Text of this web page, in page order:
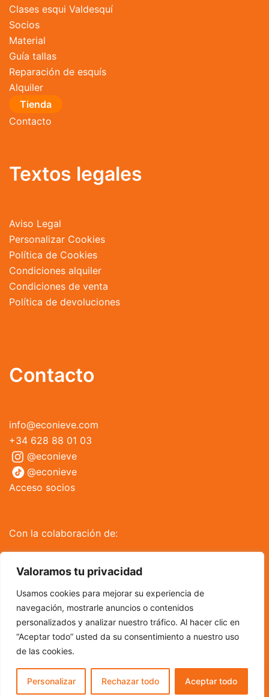
Valoramos tu privacidad
Usamos cookies para mejorar su experiencia de
navegación, mostrarle anuncios o contenidos
personalizados y analizar nuestro tráfico. Al hacer clic en
“Aceptar todo” usted da su consentimiento a nuestro uso
de las cookies.
Personalizar Rechazar todo Aceptar todo
Clases esqui Valdesquí
Socios
Material
Guía tallas
Reparación de esquís
Alquiler
Tienda
Contacto
Textos legales
Aviso Legal
Personalizar Cookies
Política de Cookies
Condiciones alquiler
Condiciones de venta
Política de devoluciones
Contacto
info@econieve.com
+34 628 88 01 03
@econieve
@econieve
Acceso socios
Con la colaboración de:
© 2026 Econieve. Econieve Club de Esquí